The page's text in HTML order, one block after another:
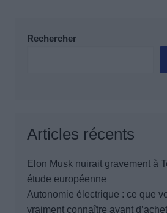
Rechercher
Articles récents
Elon Musk nuirait gravement à
étude européenne
Autonomie électrique : ce que
vraiment connaître avant